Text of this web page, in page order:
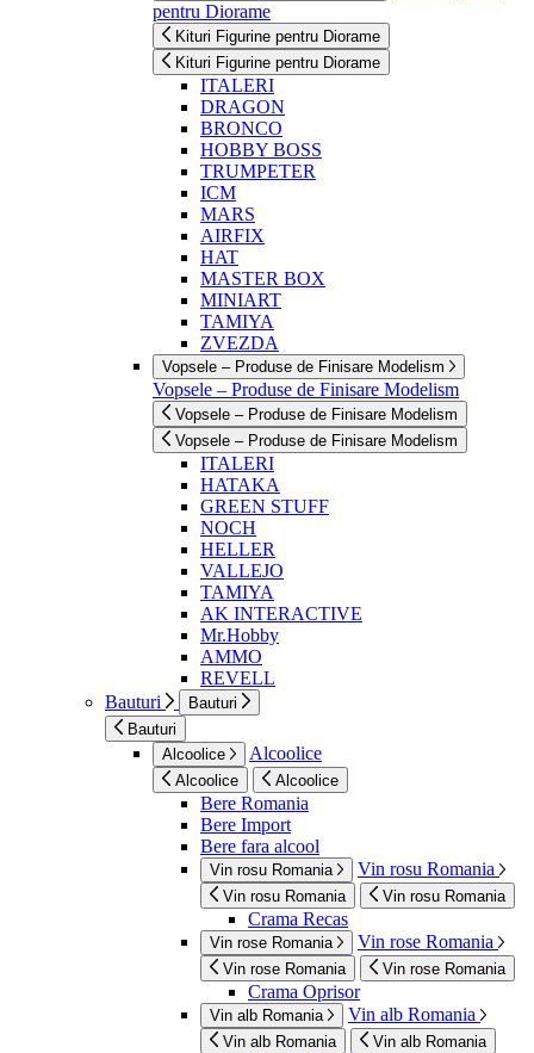
pentru Diorame
Kituri Figurine pentru Diorame
Kituri Figurine pentru Diorame
ITALERI
DRAGON
BRONCO
HOBBY BOSS
TRUMPETER
ICM
MARS
AIRFIX
HAT
MASTER BOX
MINIART
TAMIYA
ZVEZDA
Vopsele – Produse de Finisare Modelism
Vopsele – Produse de Finisare Modelism
Vopsele – Produse de Finisare Modelism
Vopsele – Produse de Finisare Modelism
ITALERI
HATAKA
GREEN STUFF
NOCH
HELLER
VALLEJO
TAMIYA
AK INTERACTIVE
Mr.Hobby
AMMO
REVELL
Bauturi
Bauturi
Bauturi
Alcoolice
Alcoolice
Alcoolice Alcoolice
Bere Romania
Bere Import
Bere fara alcool
Vin rosu Romania Vin rosu Romania
Vin rosu Romania Vin rosu Romania
Crama Recas
Vin rose Romania Vin rose Romania
Vin rose Romania Vin rose Romania
Crama Oprisor
Vin alb Romania Vin alb Romania
Vin alb Romania Vin alb Romania